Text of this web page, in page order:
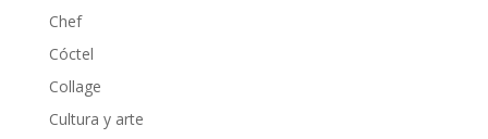
Chef
Cóctel
Collage
Cultura y arte